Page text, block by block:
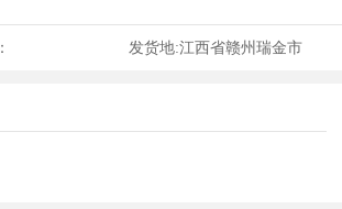
发货地:江西省赣州瑞金市